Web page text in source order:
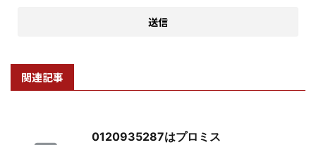
関連記事
0120935287はプロミス